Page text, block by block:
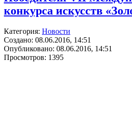
конкурса искусств
Категория: Новости
Создано: 08.06.2016, 14:51
Опубликовано: 08.06.2016, 14:51
Просмотров: 1395